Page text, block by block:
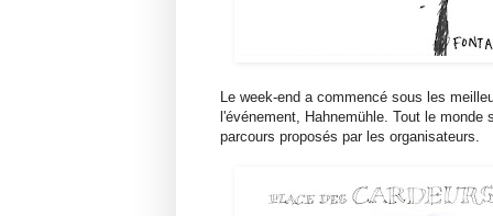
Le week-end a commencé sous les
l'événement, Hahnemühle. Tout le
parcours proposés par les organisateurs.